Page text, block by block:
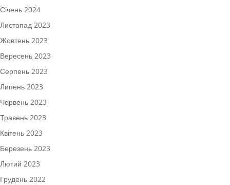
Січень 2024
Листопад 2023
Жовтень 2023
Вересень 2023
Серпень 2023
Липень 2023
Червень 2023
Травень 2023
Квітень 2023
Березень 2023
Лютий 2023
Грудень 2022